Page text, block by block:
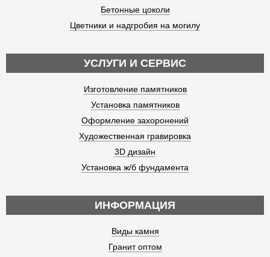
Бетонные цоколи
Цветники и надгробия на могилу
УСЛУГИ И СЕРВИС
Изготовление памятников
Установка памятников
Оформление захоронений
Художественная гравировка
3D дизайн
Установка ж/б фундамента
ИНФОРМАЦИЯ
Виды камня
Гранит оптом